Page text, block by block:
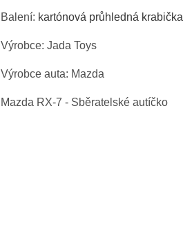
Balení: kartónová průhledná krabička
Výrobce: Jada Toys
Výrobce auta: Mazda
Mazda RX-7 - Sběratelské autíčko